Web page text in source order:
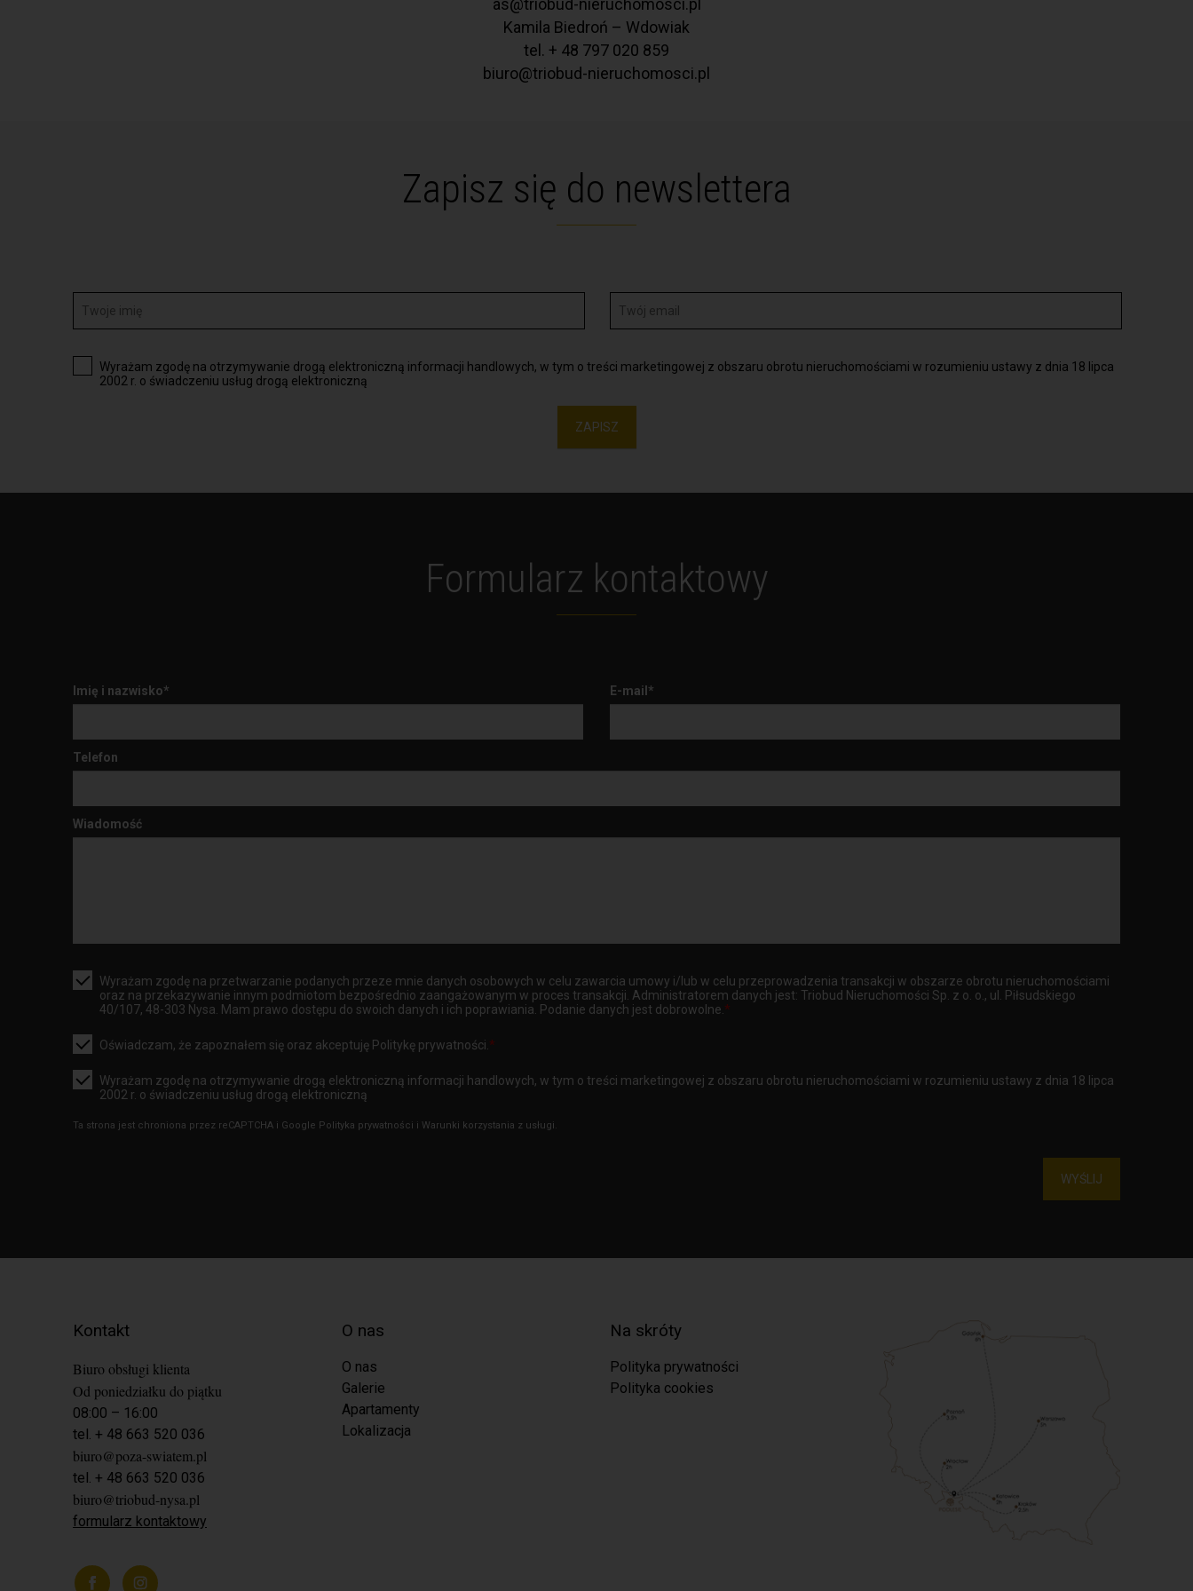
as@triobud-nieruchomosci.pl
Kamila Biedroń – Wdowiak
tel. + 48 797 020 859
biuro@triobud-nieruchomosci.pl
Zapisz się do newslettera
Wyrażam zgodę na otrzymywanie drogą elektroniczną informacji handlowych, w tym o treści marketingowej z obszaru obrotu nieruchomościami w rozumieniu ustawy z dnia 18 lipca
2002 r. o świadczeniu usług drogą elektroniczną
ZAPISZ
Formularz kontaktowy
Imię i nazwisko* E-mail*
Telefon
Wiadomość
Wyrażam zgodę na przetwarzanie podanych przeze mnie danych osobowych w celu zawarcia umowy i/lub w celu przeprowadzenia transakcji w obszarze obrotu nieruchomościami
oraz na przekazywanie innym podmiotom bezpośrednio zaangażowanym w proces transakcji. Administratorem danych jest: Triobud Nieruchomości Sp. z o. o., ul. Piłsudskiego
40/107, 48-303 Nysa. Mam prawo dostępu do swoich danych i ich poprawiania. Podanie danych jest dobrowolne. *
Oświadczam, że zapoznałem się oraz akceptuję Politykę prywatności. *
Wyrażam zgodę na otrzymywanie drogą elektroniczną informacji handlowych, w tym o treści marketingowej z obszaru obrotu nieruchomościami w rozumieniu ustawy z dnia 18 lipca
2002 r. o świadczeniu usług drogą elektroniczną
Ta strona jest chroniona przez reCAPTCHA i Google Polityka prywatności i Warunki korzystania z usługi.
WYŚLIJ
Kontakt
Biuro obsługi klienta
Od poniedziałku do piątku
08:00 – 16:00
tel. + 48 663 520 036
biuro@poza-swiatem.pl
tel. + 48 663 520 036
biuro@triobud-nysa.pl
formularz kontaktowy
O nas
O nas
Galerie
Apartamenty
Lokalizacja
Na skróty
Polityka prywatności
Polityka cookies